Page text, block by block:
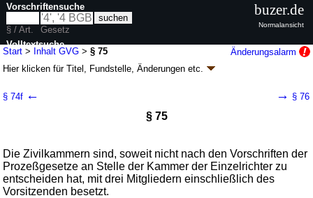
Start > Inhalt GVG >§ 75
Änderungsalarm
Hier klicken fürTitel, Fundstelle, Änderungen etc.
BGBl. 2026 I Nr. 198
Fünfter Titel Landgerichte
§ 74f ← → § 76
§ 75
Die Zivilkammern sind, soweit nicht nach den Vorschriften der
Prozeßgesetze an Stelle der Kammer der Einzelrichter zu
entscheiden hat, mit drei Mitgliedern einschließlich des
Vorsitzenden besetzt.
Vorschriftensuche
§ / Art.
Gesetz
Volltextsuche
nur in GVG
buzer.de
Normalansicht